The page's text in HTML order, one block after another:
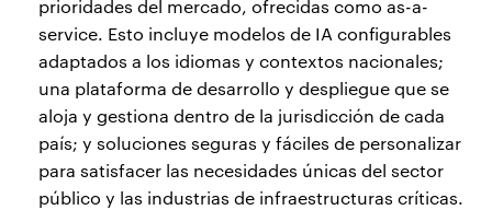
prioridades del mercado, ofrecidas como as-a-
service. Esto incluye modelos de IA configurables
adaptados a los idiomas y contextos nacionales;
una plataforma de desarrollo y despliegue que se
aloja y gestiona dentro de la jurisdicción de cada
país; y soluciones seguras y fáciles de personalizar
para satisfacer las necesidades únicas del sector
público y las industrias de infraestructuras críticas.